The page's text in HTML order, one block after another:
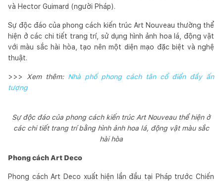
và Hector Guimard (người Pháp).
Sự độc đáo của phong cách kiến trúc Art Nouveau thường thể
hiện ở các chi tiết trang trí, sử dụng hình ảnh hoa lá, động vật
với màu sắc hài hòa, tạo nên một diện mạo đặc biệt và nghệ
thuật.
>>> Xem thêm: Nhà phố phong cách tân cổ điển đầy ấn
tượng
Sự độc đáo của phong cách kiến trúc Art Nouveau thể hiện ở
các chi tiết trang trí bằng hình ảnh hoa lá, động vật màu sắc
hài hòa
Phong cách Art Deco
Phong cách Art Deco xuất hiện lần đầu tại Pháp trước Chiến